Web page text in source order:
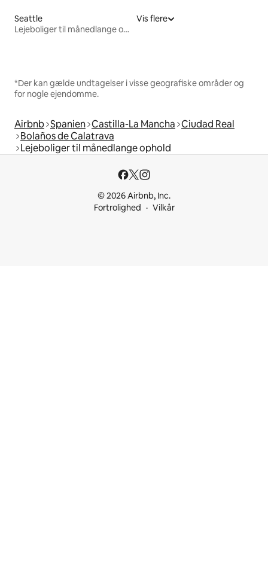
Seattle
Lejeboliger til månedlange ophold
Vis flere
*Der kan gælde undtagelser i visse geografiske områder og
for nogle ejendomme.
Airbnb Spanien Castilla-La Mancha Ciudad Real
Bolaños de Calatrava
Lejeboliger til månedlange ophold
© 2026 Airbnb, Inc.
Fortrolighed
Vilkår